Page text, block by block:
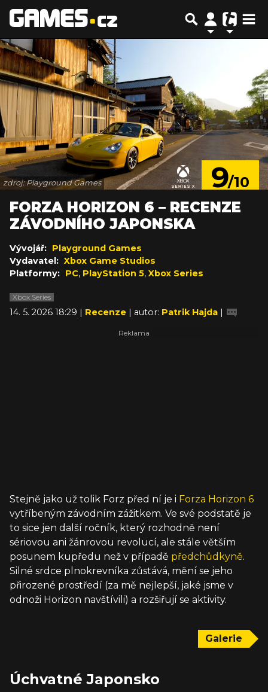
9/10
zdroj: Playground Games
FORZA HORIZON 6 – RECENZE
ZÁVODNÍHO JAPONSKA
Vývojář: Playground Games
Vydavatel: Xbox Game Studios
Platformy: PC, PlayStation 5, Xbox Series
Xbox Series
14. 5. 2026 18:29 | Recenze | autor: Patrik Hajda |
Stejně jako už tolik Forz před ní je i Forza Horizon 6
vytříbeným závodním zážitkem. Ve své podstatě je
to sice jen další ročník, který rozhodně není
sériovou ani žánrovou revolucí, ale stále větším
posunem kupředu než v případě předchůdkyně.
Silné srdce plnokrevníka zůstává, mění se jeho
přirozené prostředí (za mě nejlepší, jaké jsme v
odnoži Horizon navštívili) a rozšiřují se aktivity.
Galerie
Úchvatné Japonsko